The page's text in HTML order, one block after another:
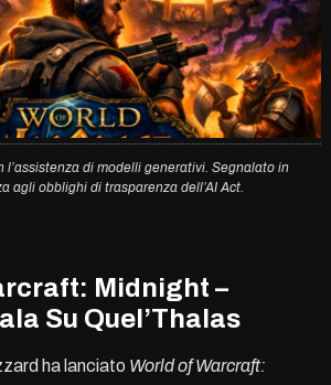
l’assistenza di modelli generativi. Segnalato in
agli obblighi di trasparenza dell’AI Act.
Midnight –
Su Quel’Thalas
ha lanciato World of Warcraft: